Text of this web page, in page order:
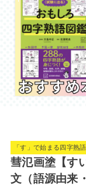
「す」で始まる四字熟語
彗氾画塗【す
文（語源由来